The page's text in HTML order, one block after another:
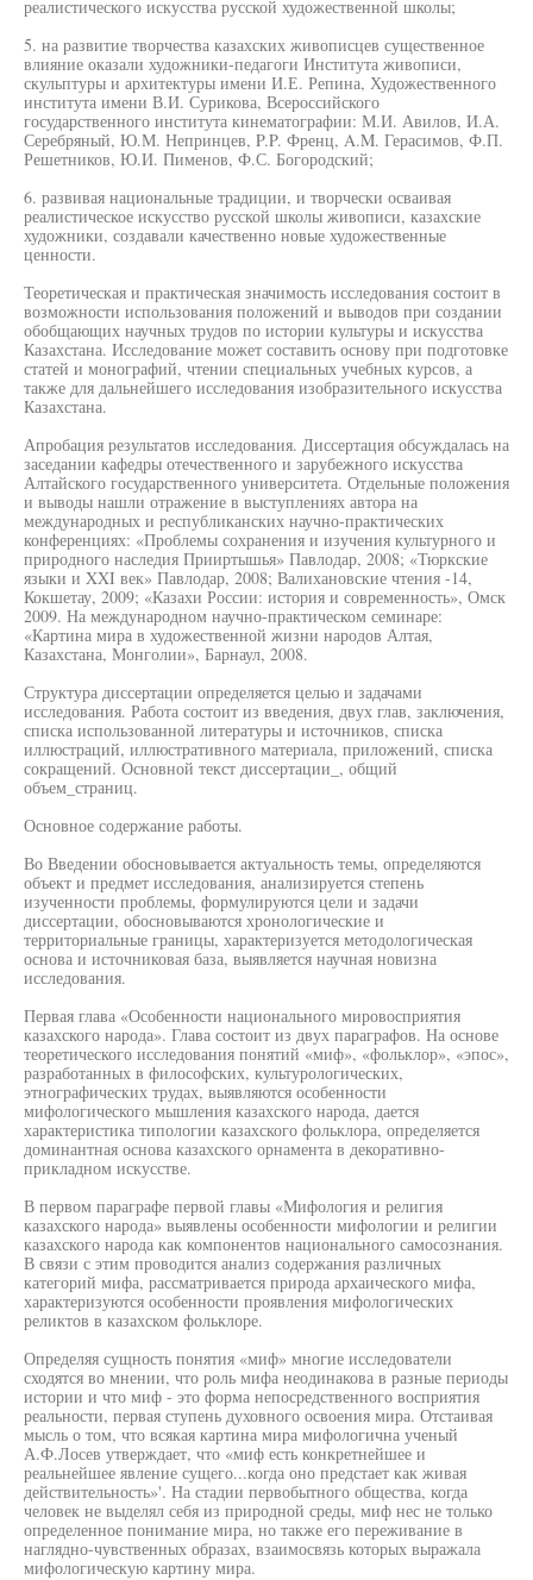
реалистического искусства русской художественной школы;
5. на развитие творчества казахских живописцев существенное
влияние оказали художники-педагоги Института живописи,
скульптуры и архитектуры имени И.Е. Репина, Художественного
института имени В.И. Сурикова, Всероссийского
государственного института кинематографии: М.И. Авилов, И.А.
Серебряный, Ю.М. Непринцев, P.P. Френц, A.M. Герасимов, Ф.П.
Решетников, Ю.И. Пименов, Ф.С. Богородский;
6. развивая национальные традиции, и творчески осваивая
реалистическое искусство русской школы живописи, казахские
художники, создавали качественно новые художественные
ценности.
Теоретическая и практическая значимость исследования состоит в
возможности использования положений и выводов при создании
обобщающих научных трудов по истории культуры и искусства
Казахстана. Исследование может составить основу при подготовке
статей и монографий, чтении специальных учебных курсов, а
также для дальнейшего исследования изобразительного искусства
Казахстана.
Апробация результатов исследования. Диссертация обсуждалась на
заседании кафедры отечественного и зарубежного искусства
Алтайского государственного университета. Отдельные положения
и выводы нашли отражение в выступлениях автора на
международных и республиканских научно-практических
конференциях: «Проблемы сохранения и изучения культурного и
природного наследия Прииртышья» Павлодар, 2008; «Тюркские
языки и XXI век» Павлодар, 2008; Валихановские чтения -14,
Кокшетау, 2009; «Казахи России: история и современность», Омск
2009. На международном научно-практическом семинаре:
«Картина мира в художественной жизни народов Алтая,
Казахстана, Монголии», Барнаул, 2008.
Структура диссертации определяется целью и задачами
исследования. Работа состоит из введения, двух глав, заключения,
списка использованной литературы и источников, списка
иллюстраций, иллюстративного материала, приложений, списка
сокращений. Основной текст диссертации_, общий
объем_страниц.
Основное содержание работы.
Во Введении обосновывается актуальность темы, определяются
объект и предмет исследования, анализируется степень
изученности проблемы, формулируются цели и задачи
диссертации, обосновываются хронологические и
территориальные границы, характеризуется методологическая
основа и источниковая база, выявляется научная новизна
исследования.
Первая глава «Особенности национального мировосприятия
казахского народа». Глава состоит из двух параграфов. На основе
теоретического исследования понятий «миф», «фольклор», «эпос»,
разработанных в философских, культурологических,
этнографических трудах, выявляются особенности
мифологического мышления казахского народа, дается
характеристика типологии казахского фольклора, определяется
доминантная основа казахского орнамента в декоративно-
прикладном искусстве.
В первом параграфе первой главы «Мифология и религия
казахского народа» выявлены особенности мифологии и религии
казахского народа как компонентов национального самосознания.
В связи с этим проводится анализ содержания различных
категорий мифа, рассматривается природа архаического мифа,
характеризуются особенности проявления мифологических
реликтов в казахском фольклоре.
Определяя сущность понятия «миф» многие исследователи
сходятся во мнении, что роль мифа неодинакова в разные периоды
истории и что миф - это форма непосредственного восприятия
реальности, первая ступень духовного освоения мира. Отстаивая
мысль о том, что всякая картина мира мифологична ученый
А.Ф.Лосев утверждает, что «миф есть конкретнейшее и
реальнейшее явление сущего...когда оно предстает как живая
действительность»'. На стадии первобытного общества, когда
человек не выделял себя из природной среды, миф нес не только
определенное понимание мира, но также его переживание в
наглядно-чувственных образах, взаимосвязь которых выражала
мифологическую картину мира.